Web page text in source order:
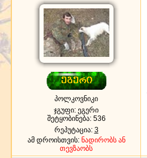
პოლკოვნიკი
ჯგუფი: ეგერი
შეტყობინება: 536
რეპუტაცია: 3
ამ დროისთვის: ნადირობს ან
თევზაობს